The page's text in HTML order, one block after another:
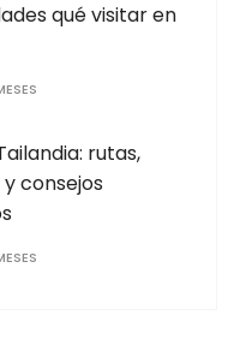
qué visitar en
rutas,
consejos